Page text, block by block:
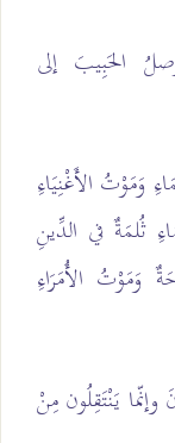
الحَبِيبَ إلى
وَمَوْتُ الأَغْنِيَاءِ
ثُلمَةٌ في الدِّينِ
وَمَوْتُ الأُمَرَاءِ
وإنّما يَنْتَقِلُون مِنْ